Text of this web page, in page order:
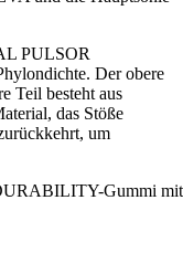
PULSOR
Der obere
Teil besteht aus
das Stöße
um
Gummi mit